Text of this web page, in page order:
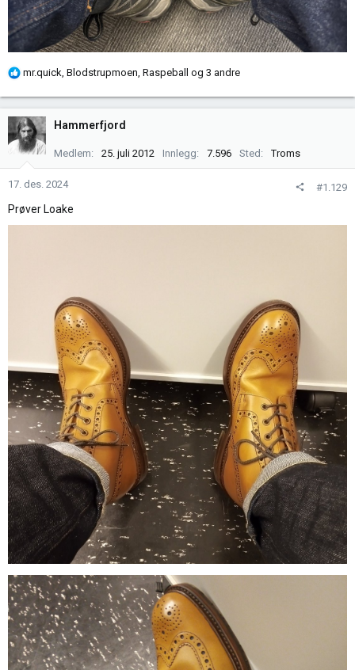
R
k
s
j
n
r
mr.quick, Blodstrupmoen, Raspeball og 3 andre
Hammerfjord
Medlem 25. juli 2012 Innlegg 7.596 Sted Troms
17. des. 2024 #1.129
Prøver Loake